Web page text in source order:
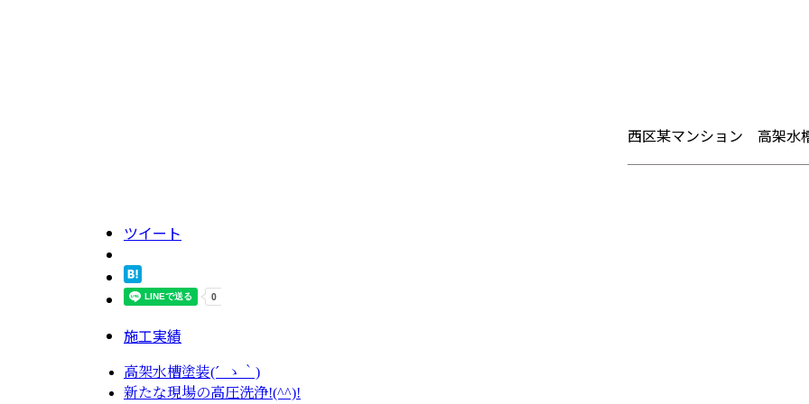
西区某マンション 高架水
ツイート
施工実績
高架水槽塗装(´_ゝ｀)
新たな現場の高圧洗浄!(^^)!